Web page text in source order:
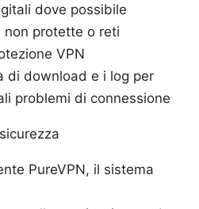
dove possibile
non protette o reti
VPN
di download e i log per
problemi di connessione
PureVPN, il sistema